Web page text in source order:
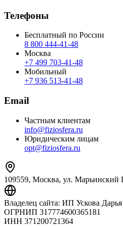
Телефоны
Бесплатный по России
8 800 444‑41‑48
Москва
+7 499 703‑41‑48
Мобильный
+7 936 513‑41‑48
Email
Частным клиентам
info@fiziosfera.ru
Юридическим лицам
opt@fiziosfera.ru
109559, Москва, ул. Марьинский
Владелец сайта: ИП Ускова
ОГРНИП 317774600365181
ИНН 371200721364